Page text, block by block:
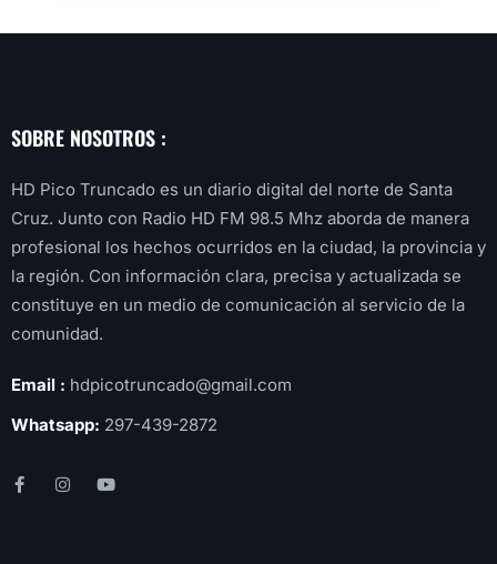
SOBRE NOSOTROS :
HD Pico Truncado es un diario digital del norte de Santa
Cruz. Junto con Radio HD FM 98.5 Mhz aborda de manera
profesional los hechos ocurridos en la ciudad, la provincia y
la región. Con información clara, precisa y actualizada se
constituye en un medio de comunicación al servicio de la
comunidad.
Email : hdpicotruncado@gmail.com
Whatsapp: 297-439-2872